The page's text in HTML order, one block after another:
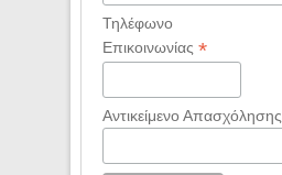
Τηλέφωνο
Επικοινωνίας *
Αντικείμενο Απασχόλησης